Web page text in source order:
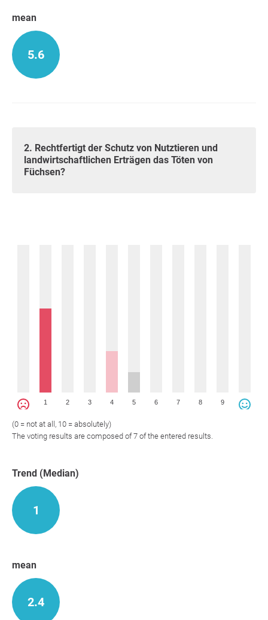
mean
5.6
2. Rechtfertigt der Schutz von Nutztieren und
landwirtschaftlichen Erträgen das Töten von
Füchsen?
1 2 3 4 5 6 7 8 9
(0 = not at all, 10 = absolutely)
The voting results are composed of 7 of the entered results.
Trend (Median)
1
mean
2.4